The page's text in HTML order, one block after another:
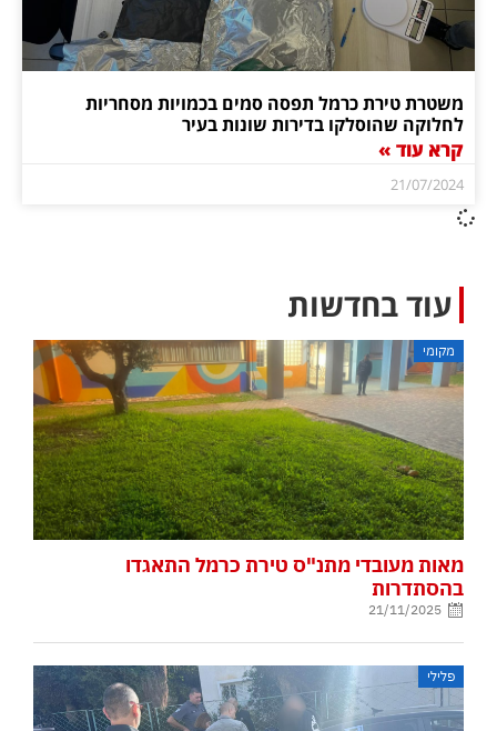
משטרת טירת כרמל תפסה סמים בכמויות מסחריות
לחלוקה שהוסלקו בדירות שונות בעיר
קרא עוד »
21/07/2024
עוד בחדשות
מקומי
מאות מעובדי מתנ"ס טירת כרמל התאגדו
בהסתדרות
21/11/2025
פלילי